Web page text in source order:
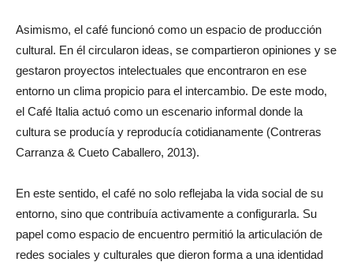
Asimismo, el café funcionó como un espacio de producción
cultural. En él circularon ideas, se compartieron opiniones y se
gestaron proyectos intelectuales que encontraron en ese
entorno un clima propicio para el intercambio. De este modo,
el Café Italia actuó como un escenario informal donde la
cultura se producía y reproducía cotidianamente (Contreras
Carranza & Cueto Caballero, 2013).
En este sentido, el café no solo reflejaba la vida social de su
entorno, sino que contribuía activamente a configurarla. Su
papel como espacio de encuentro permitió la articulación de
redes sociales y culturales que dieron forma a una identidad